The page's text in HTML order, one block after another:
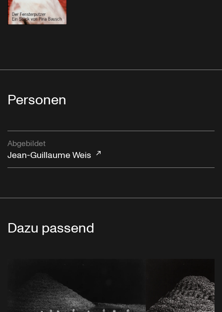
Personen
Abgebildet
Jean-Guillaume Weis
Dazu passend